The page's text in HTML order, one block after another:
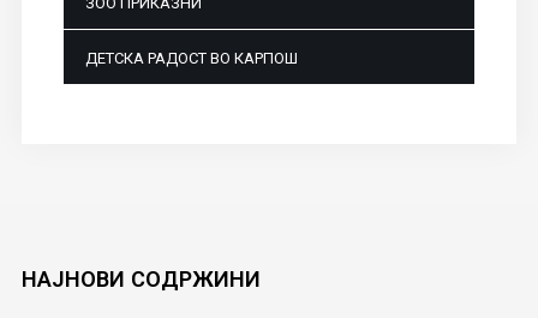
ДЕТСКА РАДОСТ ВО КАРПОШ
НАЈНОВИ СОДРЖИНИ